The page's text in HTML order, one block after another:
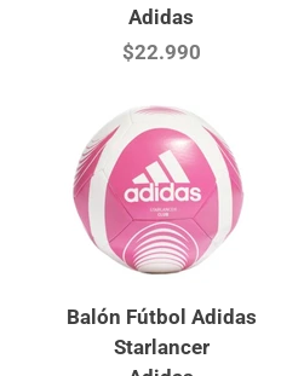
Adidas
$22.990
Balón Fútbol Adidas
Starlancer